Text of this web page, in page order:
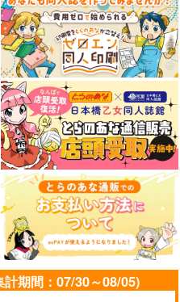
に赤いリ
込）
♂
ル
細
夜が明けたら
おちゃわんいっぱい
472円（税込）
ミスラ×真木晶♂
サンプル
作品詳細
（税込）
束
ロ
ル
カート
ねえ、シール交換し
よ？
ミリミミル
専売 629円（税込）
魔法使いの約束
オーエン
ミスラ
ブラッドリー
サンプル
カート
期間：07/30～08/05)